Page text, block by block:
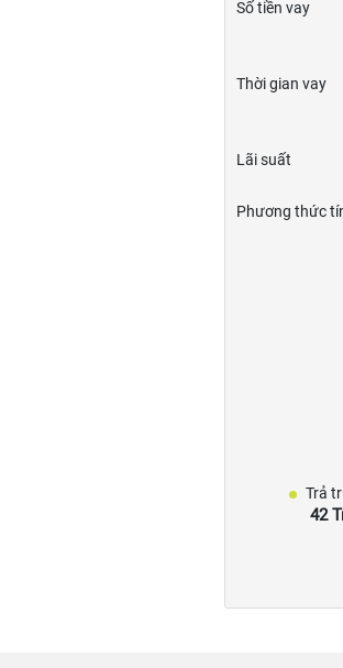
Số tiền vay
Thời gian vay
Lãi suất
Phương thức
Trả
42